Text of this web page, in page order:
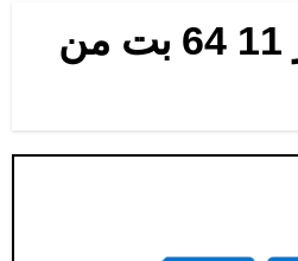
تحميل ويندوز 11 64 بت من